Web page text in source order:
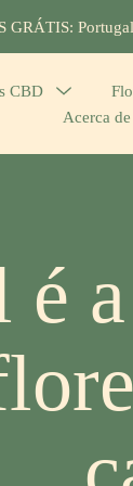
GRÁTIS:
CBD
Menu
Toggle
Acerca
é